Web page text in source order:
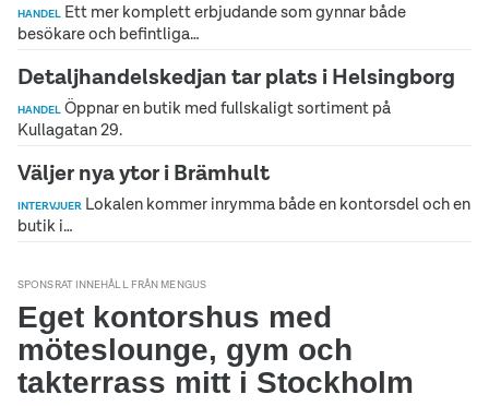
HANDEL Ett mer komplett erbjudande som gynnar både
besökare och befintliga…
Detaljhandelskedjan tar plats i Helsingborg
HANDEL Öppnar en butik med fullskaligt sortiment på
Kullagatan 29.
Väljer nya ytor i Brämhult
INTERVJUER Lokalen kommer inrymma både en kontorsdel och en
butik i…
SPONSRAT INNEHÅLL FRÅN MENGUS
Eget kontorshus med
möteslounge, gym och
takterrass mitt i Stockholm